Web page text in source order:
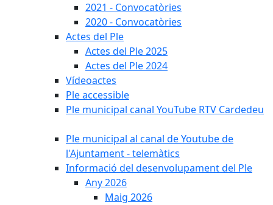
2021 - Convocatòries
2020 - Convocatòries
Actes del Ple
Actes del Ple 2025
Actes del Ple 2024
Vídeoactes
Ple accessible
Ple municipal canal YouTube RTV Cardedeu
Ple municipal al canal de Youtube de
l'Ajuntament - telemàtics
Informació del desenvolupament del Ple
Any 2026
Maig 2026